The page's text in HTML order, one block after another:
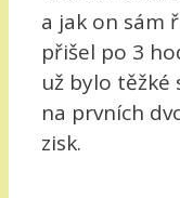
a jak on sám
přišel po 3
už bylo
na prvních
zisk.